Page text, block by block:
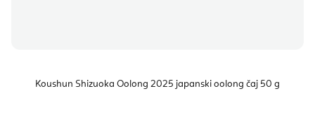
Koushun Shizuoka Oolong 2025 japanski oolong čaj 50 g